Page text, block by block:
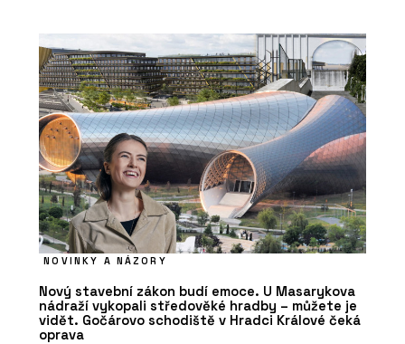
NOVINKY A NÁZORY
Nový stavební zákon budí emoce. U Masarykova
nádraží vykopali středověké hradby – můžete je
vidět. Gočárovo schodiště v Hradci Králové čeká
oprava